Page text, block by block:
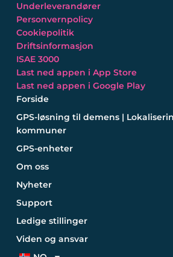
Underleverandører
Personvernpolicy
Cookiepolitik
Driftsinformasjon
ISAE 3000
Last ned appen i App Store
Last ned appen i Google Play
Forside
GPS-løsning til demens |
kommuner
GPS-enheter
Om oss
Nyheter
Support
Ledige stillinger
Viden og ansvar